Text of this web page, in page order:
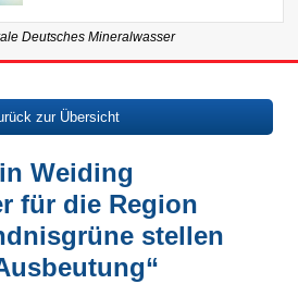
Deutsches Mineralwasser
zur Übersicht
Weiding
für die Region
stellen